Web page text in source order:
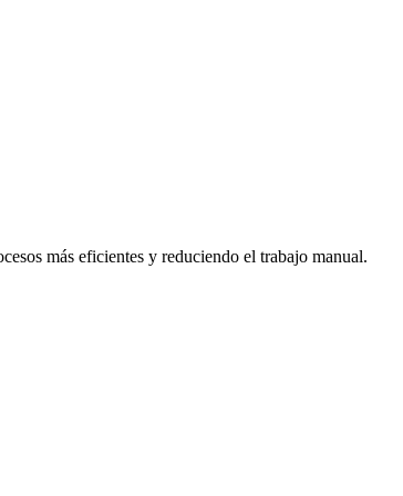
más eficientes y reduciendo el trabajo manual.